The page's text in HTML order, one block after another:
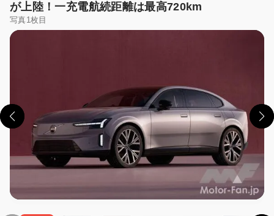
が上陸！一充電航続距離は最高720km
写真1枚目